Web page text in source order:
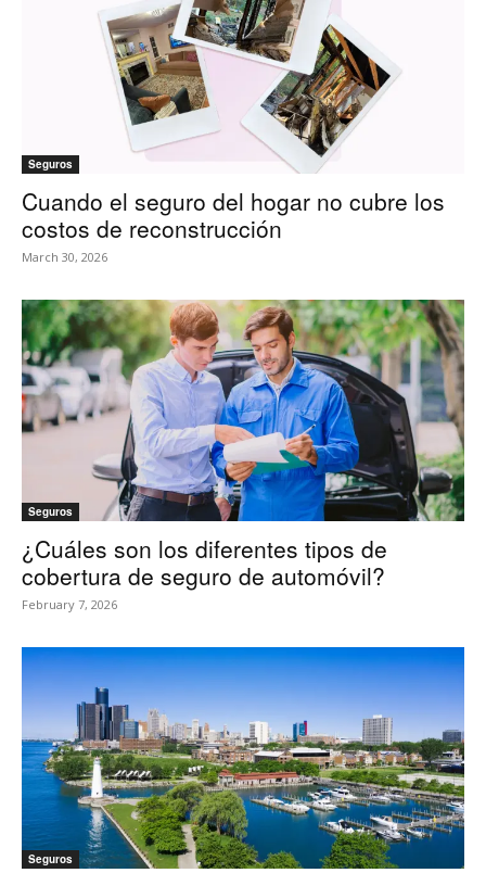
Seguros
Cuando el seguro del hogar no cubre los
costos de reconstrucción
March 30, 2026
Seguros
¿Cuáles son los diferentes tipos de
cobertura de seguro de automóvil?
February 7, 2026
Seguros